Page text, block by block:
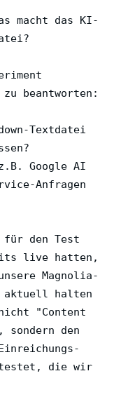
macht das KI-
beantworten:
Textdatei
Google AI
Anfragen
den Test
live hatten,
Magnolia-
aktuell halten
"Content
den
die wir